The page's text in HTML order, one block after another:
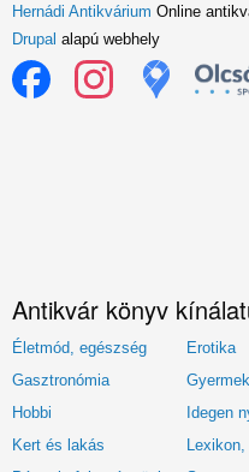
Hernádi Antikvárium Online
Drupal alapú webhely
Antikvár könyv
Életmód, egészség Erotika
Gasztronómia
Hobbi
Idegen
Kert és lakás